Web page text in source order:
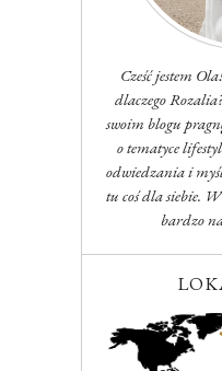
Cześć jestem
dlaczego
swoim blogu
o tematyce
odwiedzania i
tu coś dla siebie.
bardzo